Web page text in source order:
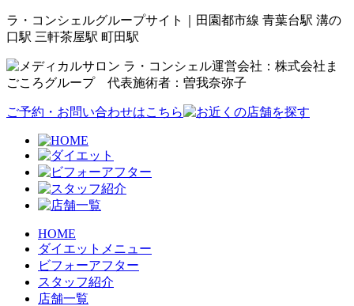
ラ・コンシェルグループサイト｜田園都市線 青葉台駅 溝の
口駅 三軒茶屋駅 町田駅
運営会社：株式会社ま
ごころグループ 代表施術者：曽我奈弥子
ご予約・お問い合わせはこちら
HOME
ダイエットメニュー
ビフォーアフター
スタッフ紹介
店舗一覧